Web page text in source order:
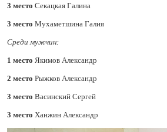
3 место Секацкая Галина
3 место Мухаметшина Галия
Среди мужчин:
1 место Якимов Александр
2 место Рыжков Александр
3 место Васинский Сергей
3 место Ханжин Александр